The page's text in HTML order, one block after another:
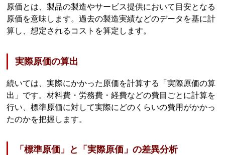
原価とは、製品の製造やサービス提供において目安となる
原価を意味します。過去の製造実績などのデータを基に計
算し、想定されるコストを算定します。
実際原価の算出
続いては、実際にかかった原価を計算する「実際原価の算
出」です。材料費・労務費・経費などの費目ごとに計算を
行い、標準原価に対して実際にどのくらいの費用がかかっ
たのかを把握します。
「標準原価」と「実際原価」の差異分析